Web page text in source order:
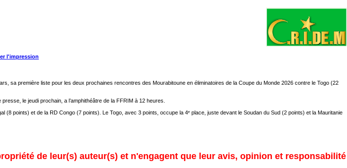
l'impression
sa première liste pour les deux prochaines rencontres des Mourabitoune en éliminatoires de la Coupe du Monde 2026 contre le Togo (22
le jeudi prochain, a l’amphithéâtre de la FFRIM à 12 heures.
(8 points) et de la RD Congo (7 points). Le Togo, avec 3 points, occupe la 4ᵉ place, juste devant le Soudan du Sud (2 points) et la Mauritanie
de leur(s) auteur(s) et n'engagent que leur avis, opinion et responsabilité